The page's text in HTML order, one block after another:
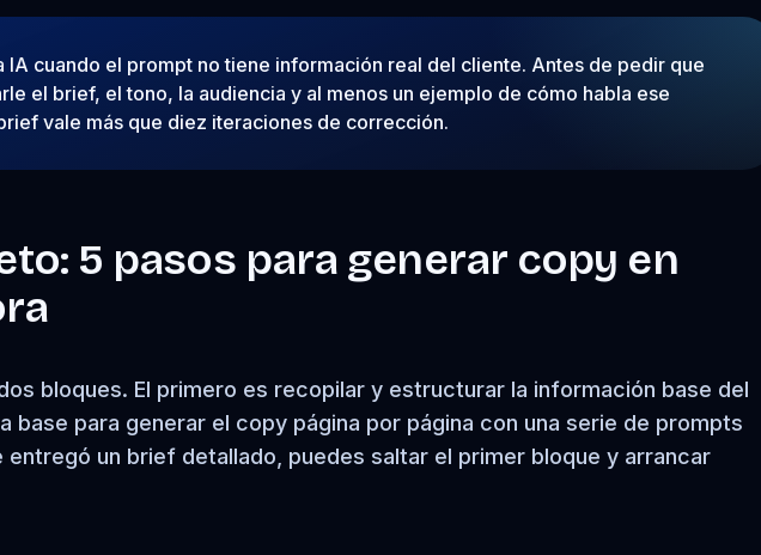
IA cuando el prompt no tiene información real del cliente. Antes de pedir que
el brief, el tono, la audiencia y al menos un ejemplo de cómo habla ese
vale más que diez iteraciones de corrección.
5 pasos para generar copy en
bloques. El primero es recopilar y estructurar la información base del
base para generar el copy página por página con una serie de prompts
un brief detallado, puedes saltar el primer bloque y arrancar